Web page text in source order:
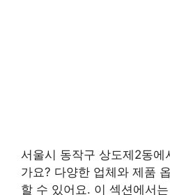
서울시 동작구 상도제2동에
가요? 다양한 업체와 제품
할 수 있어요. 이 섹션에서